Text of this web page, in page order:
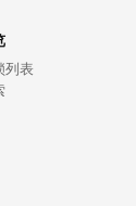
列表